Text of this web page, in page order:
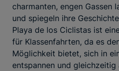
charmanten, engen Gassen
und spiegeln ihre
Playa de los Ciclistas ist
für Klassenfahrten, da es
Möglichkeit bietet, sich in
entspannen und gleichzeitig